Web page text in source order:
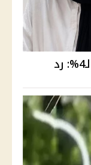
القصة الكاملة لأزمة ريم صاحبة الـ4%: رد